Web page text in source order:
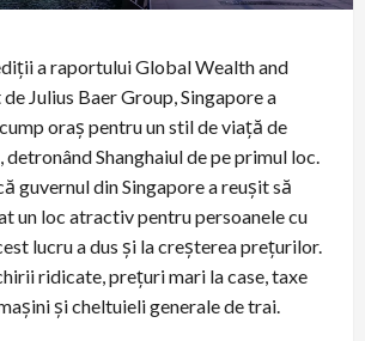
a raportului Global Wealth and
Julius Baer Group, Singapore a
oraș pentru un stil de viață de
Shanghaiul de pe primul loc.
guvernul din Singapore a reușit să
un loc atractiv pentru persoanele cu
lucru a dus și la creșterea prețurilor.
ridicate, prețuri mari la case, taxe
și cheltuieli generale de trai.